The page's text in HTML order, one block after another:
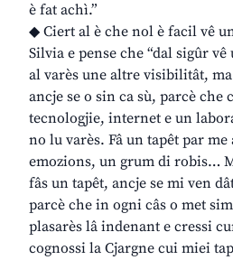
è fat achì.”
◆ Ciert al è che nol è facil vê
Silvia e pense che “dal sigûr
al varès une altre visibilitât,
ancje se o sin ca sù, parcè che
tecnologjie, internet e un
no lu varès. Fâ un tapêt par
emozions, un grum di robis…
fâs un tapêt, ancje se mi ven
parcè che in ogni câs o met
plasarès lâ indenant e cressi
cognossi la Cjargne cui miei